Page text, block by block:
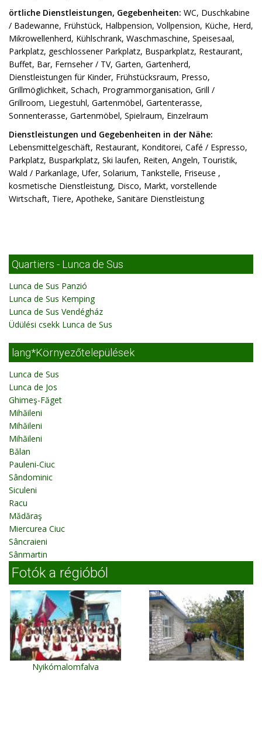
örtliche Dienstleistungen, Gegebenheiten: WC, Duschkabine
/ Badewanne, Frühstück, Halbpension, Vollpension, Küche, Herd,
Mikrowellenherd, Kühlschrank, Waschmaschine, Speisesaal,
Parkplatz, geschlossener Parkplatz, Busparkplatz, Restaurant,
Buffet, Bar, Fernseher / TV, Garten, Gartenherd,
Dienstleistungen für Kinder, Frühstücksraum, Presso,
Grillmöglichkeit, Schach, Programmorganisation, Grill /
Grillroom, Liegestuhl, Gartenmöbel, Gartenterasse,
Sonnenterasse, Gartenmöbel, Spielraum, Einzelraum
Dienstleistungen und Gegebenheiten in der Nähe:
Lebensmittelgeschäft, Restaurant, Konditorei, Café / Espresso,
Parkplatz, Busparkplatz, Ski laufen, Reiten, Angeln, Touristik,
Wald / Parkanlage, Ufer, Solarium, Tankstelle, Friseuse ,
kosmetische Dienstleistung, Disco, Markt, vorstellende
Wirtschaft, Tiere, Apotheke, Sanitäre Dienstleistung
Quartiers - Lunca de Sus
Lunca de Sus Panzió
Lunca de Sus Kemping
Lunca de Sus Vendégház
Üdülési csekk Lunca de Sus
lang*Környezőtelepülések
Lunca de Sus
Lunca de Jos
Ghimeş-Făget
Mihăileni
Mihăileni
Mihăileni
Bălan
Pauleni-Ciuc
Sândominic
Siculeni
Racu
Mădăraş
Miercurea Ciuc
Sâncraieni
Sânmartin
Fotók a régióból
Nyikómalomfalva